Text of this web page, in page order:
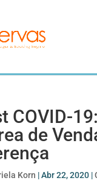
COVID-
de
Korn |Abr 22, 2020 |